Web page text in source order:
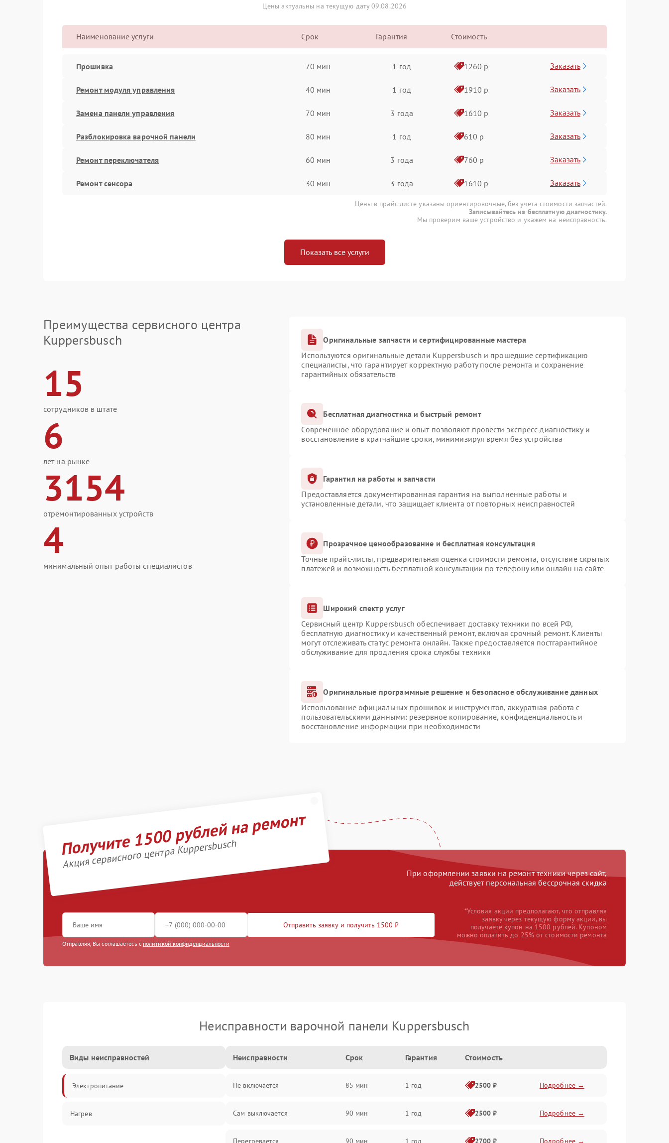
Цены актуальны на текущую дату 09.08.2026
Наименование услуги Срок Гарантия Стоимость
Прошивка 70 мин 1 год 1260 р Заказать
Ремонт модуля управления 40 мин 1 год 1910 р Заказать
Замена панели управления 70 мин 3 года 1610 р Заказать
Разблокировка варочной панели 80 мин 1 год 610 р Заказать
Ремонт переключателя 60 мин 3 года 760 р Заказать
Ремонт сенсора 30 мин 3 года 1610 р Заказать
Цены в прайс-листе указаны ориентировочные, без учета стоимости запчастей.
Записывайтесь на бесплатную диагностику.
Мы проверим ваше устройство и укажем на неисправность.
Показать все услуги
Преимущества сервисного центра
Kuppersbusch
15
сотрудников в штате
6
лет на рынке
3154
отремонтированных устройств
4
минимальный опыт работы специалистов
Оригинальные запчасти и сертифицированные мастера
Используются оригинальные детали Kuppersbusch и прошедшие сертификацию
специалисты, что гарантирует корректную работу после ремонта и сохранение
гарантийных обязательств
Бесплатная диагностика и быстрый ремонт
Современное оборудование и опыт позволяют провести экспресс-диагностику и
восстановление в кратчайшие сроки, минимизируя время без устройства
Гарантия на работы и запчасти
Предоставляется документированная гарантия на выполненные работы и
установленные детали, что защищает клиента от повторных неисправностей
Прозрачное ценообразование и бесплатная консультация
Точные прайс-листы, предварительная оценка стоимости ремонта, отсутствие скрытых
платежей и возможность бесплатной консультации по телефону или онлайн на сайте
Широкий спектр услуг
Сервисный центр Kuppersbusch обеспечивает доставку техники по всей РФ,
бесплатную диагностику и качественный ремонт, включая срочный ремонт. Клиенты
могут отслеживать статус ремонта онлайн. Также предоставляется постгарантийное
обслуживание для продления срока службы техники
Оригинальные программные решение и безопасное обслуживание данных
Использование официальных прошивок и инструментов, аккуратная работа с
пользовательскими данными: резервное копирование, конфиденциальность и
восстановление информации при необходимости
Получите 1500 рублей на ремонт
Акция сервисного центра Kuppersbusch
При оформлении заявки на ремонт техники через сайт,
действует персональная бессрочная скидка
Отправить заявку и получить 1500 ₽
Отправляя, Вы соглашаетесь с политикой конфиденциальности
*Условия акции предполагают, что отправляя
заявку через текущую форму акции, вы
получаете купон на 1500 рублей. Купоном
можно оплатить до 25% от стоимости ремонта
Неисправности варочной панели Kuppersbusch
Виды неисправностей
Электропитание
Нагрев
Неисправности Срок Гарантия Стоимость
Не включается 85 мин 1 год 2500 ₽ Подробнее →
Сам выключается 90 мин 1 год 2500 ₽ Подробнее →
Перегревается 90 мин 1 год 2700 ₽ Подробнее →